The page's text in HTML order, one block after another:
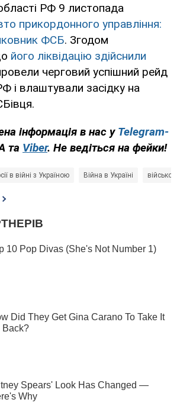
РФ 9 листопада
прикордонного управління:
ФСБ. Згодом
його ліквідацію здійснили
черговий успішний рейд
і влаштували засідку на
інформація в нас у Telegram-
та Viber. Не ведіться на фейки!
в війні з Україною Війна в Україні